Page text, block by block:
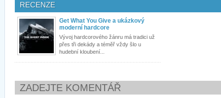
RECENZE
Get What You Give a ukázkový
moderní hardcore
Vývoj hardcorového žánru má tradici už
přes tři dekády a téměř vždy šlo u
hudební kloubení...
ZADEJTE KOMENTÁŘ